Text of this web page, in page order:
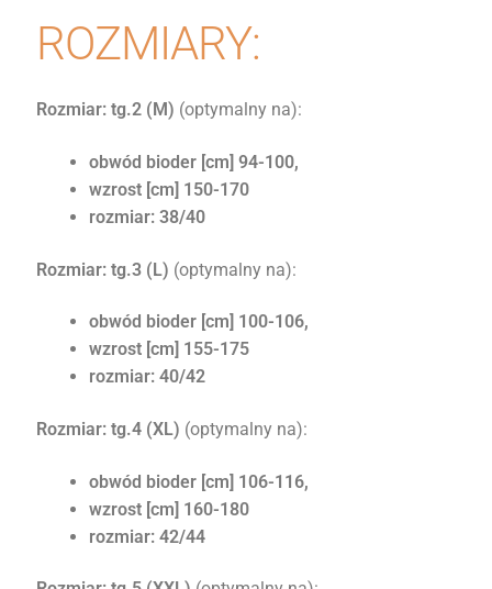
ROZMIARY:
Rozmiar: tg.2 (M) (optymalny na):
obwód bioder [cm] 94-100,
wzrost [cm] 150-170
rozmiar: 38/40
Rozmiar: tg.3 (L) (optymalny na):
obwód bioder [cm] 100-106,
wzrost [cm] 155-175
rozmiar: 40/42
Rozmiar: tg.4 (XL) (optymalny na):
obwód bioder [cm] 106-116,
wzrost [cm] 160-180
rozmiar: 42/44